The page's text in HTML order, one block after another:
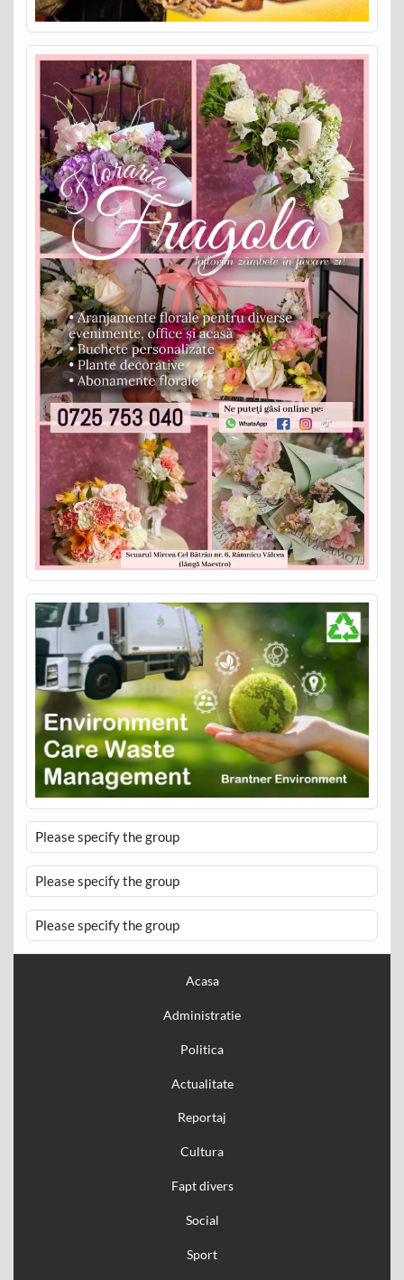
Please specify the group
Please specify the group
Please specify the group
Acasa
Administratie
Politica
Actualitate
Reportaj
Cultura
Fapt divers
Social
Sport